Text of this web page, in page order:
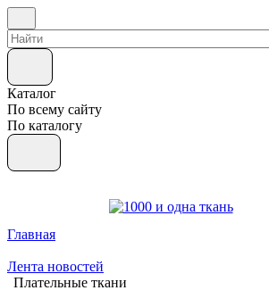
Каталог
По всему сайту
По каталогу
Главная
Лента новостей
Плательные ткани